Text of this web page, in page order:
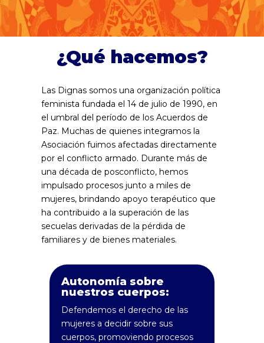
¿Qué hacemos?
Las Dignas somos una organización política
feminista fundada el 14 de julio de 1990, en
el umbral del período de los Acuerdos de
Paz. Muchas de quienes integramos la
Asociación fuimos afectadas directamente
por el conflicto armado. Durante más de
una década de posconflicto, hemos
impulsado procesos junto a miles de
mujeres, brindando apoyo terapéutico que
ha contribuido a la superación de las
secuelas derivadas de la pérdida de
familiares y de bienes materiales.
Autonomía sobre
nuestros cuerpos:
Defendemos el derecho de las
mujeres a decidir sobre sus
cuerpos, promoviendo procesos